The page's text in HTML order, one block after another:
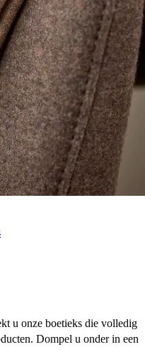
u onze boetieks die volledig
Dompel u onder in een